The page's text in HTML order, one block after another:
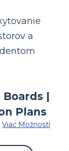
a
Viac Možností